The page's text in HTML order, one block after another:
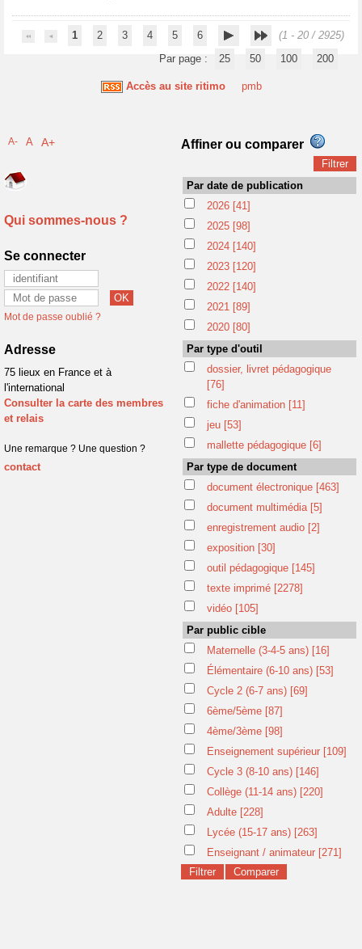
1 2 3 4 5 6
(1 - 20 / 2925)
Par page :
25 50 100 200
Accès au site ritimo pmb
A- A A+
Qui sommes-nous ?
Se connecter
Mot de passe oublié ?
Adresse
75 lieux en France et à
l'international
Consulter la carte des membres
et relais
Une remarque ? Une question ?
contact
Affiner ou comparer
Par date de publication
2026 [41]
2025 [98]
2024 [140]
2023 [120]
2022 [140]
2021 [89]
2020 [80]
Par type d'outil
dossier, livret pédagogique
[76]
fiche d'animation [11]
jeu [53]
mallette pédagogique [6]
Par type de document
document électronique [463]
document multimédia [5]
enregistrement audio [2]
exposition [30]
outil pédagogique [145]
texte imprimé [2278]
vidéo [105]
Par public cible
Maternelle (3-4-5 ans) [16]
Élémentaire (6-10 ans) [53]
Cycle 2 (6-7 ans) [69]
6ème/5ème [87]
4ème/3ème [98]
Enseignement supérieur [109]
Cycle 3 (8-10 ans) [146]
Collège (11-14 ans) [220]
Adulte [228]
Lycée (15-17 ans) [263]
Enseignant / animateur [271]